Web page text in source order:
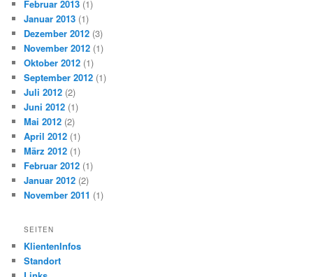
Februar 2013 (1)
Januar 2013 (1)
Dezember 2012 (3)
November 2012 (1)
Oktober 2012 (1)
September 2012 (1)
Juli 2012 (2)
Juni 2012 (1)
Mai 2012 (2)
April 2012 (1)
März 2012 (1)
Februar 2012 (1)
Januar 2012 (2)
November 2011 (1)
SEITEN
KlientenInfos
Standort